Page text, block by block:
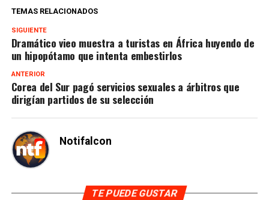
TEMAS RELACIONADOS
SIGUIENTE
Dramático vieo muestra a turistas en África huyendo de
un hipopótamo que intenta embestirlos
ANTERIOR
Corea del Sur pagó servicios sexuales a árbitros que
dirigían partidos de su selección
Notifalcon
TE PUEDE GUSTAR